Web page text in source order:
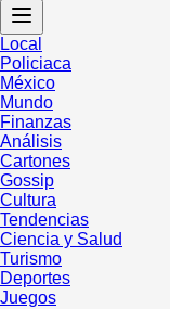
Local
Policiaca
México
Mundo
Finanzas
Análisis
Cartones
Gossip
Cultura
Tendencias
Ciencia y Salud
Turismo
Deportes
Juegos